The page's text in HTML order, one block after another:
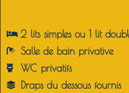
2 lits simples ou 1 lit
Salle de bain privative
WC privatifs
Draps du dessous fournis